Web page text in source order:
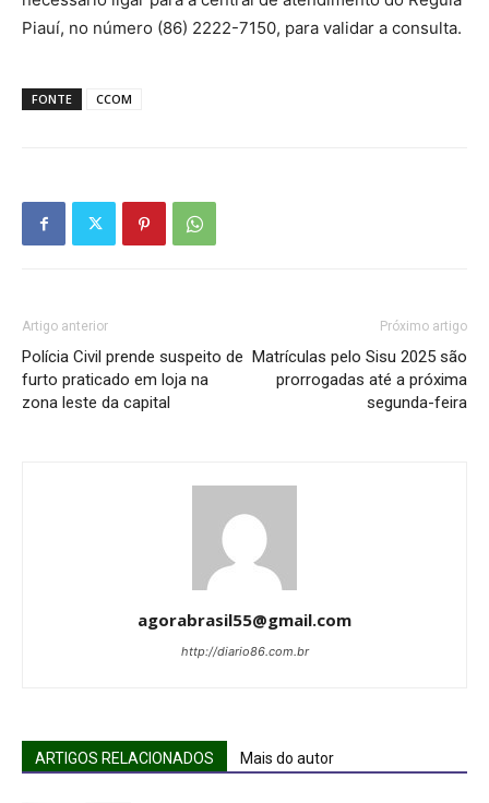
Piauí, no número (86) 2222-7150, para validar a consulta.
FONTE CCOM
Artigo anterior
Polícia Civil prende suspeito de
furto praticado em loja na
zona leste da capital
Próximo artigo
Matrículas pelo Sisu 2025 são
prorrogadas até a próxima
segunda-feira
agorabrasil55@gmail.com
http://diario86.com.br
ARTIGOS RELACIONADOS Mais do autor